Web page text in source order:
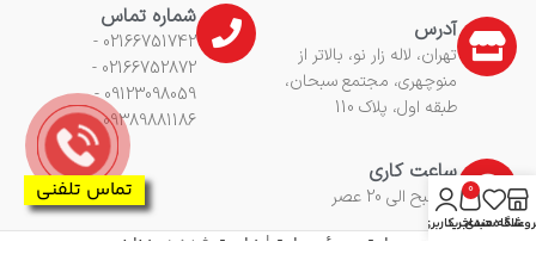
آدرس
تهران، لاله زار نو، بالاتر از
منوچهری، مجتمع سبحان،
طبقه اول، پلاک 110
شماره تماس
02166751742 -
02166752872 -
09123098059 -
09389881186
ساعت کاری
8 صبح الی 20 عصر
طراحی سایت سئو سایت | هاست شده در هزارنویس
تماس تلفنی
علاقه مندی
0
سبد خرید
حساب کاربری من